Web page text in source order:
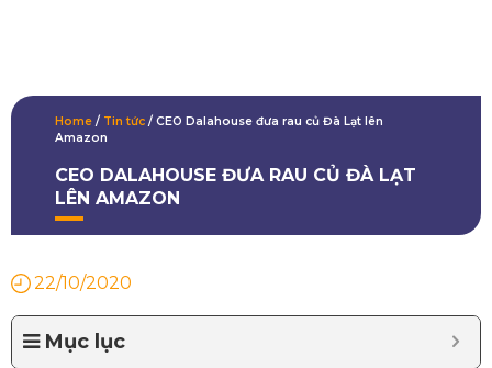
Home / Tin tức / CEO Dalahouse đưa rau củ Đà Lạt lên
Amazon
CEO DALAHOUSE ĐƯA RAU CỦ ĐÀ LẠT
LÊN AMAZON
22/10/2020
Mục lục